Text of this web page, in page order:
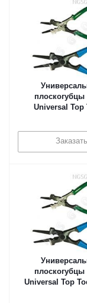
плоскогубцы
Universal Top
Заказать
плоскогубцы
Universal Top